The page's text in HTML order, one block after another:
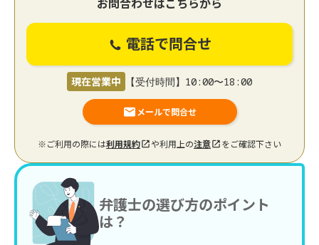
電話で問合せ
現在営業中 【受付時間】10:00〜18:00
メールで問合せ
※ご利用の際には利用規約 や利用上の注意 をご確認下さい
弁護士の選び方のポイント
は？